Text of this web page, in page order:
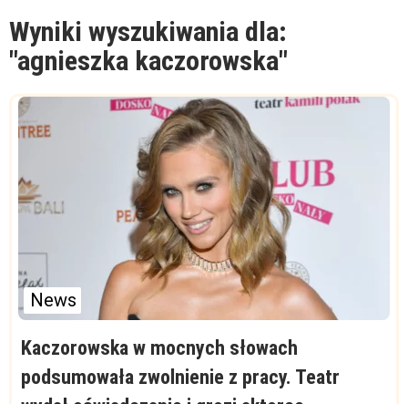
Wyniki wyszukiwania dla:
"agnieszka kaczorowska"
News
Kaczorowska w mocnych słowach
podsumowała zwolnienie z pracy. Teatr